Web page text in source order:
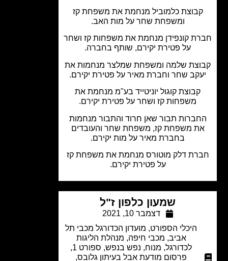
כלמוביל מנחמת את משפחת קז
ומשפחת שחר על מות האב.
קונפידן מנחמת את משפחות קז ושחר
על פטירת יקירם, שותף בחברה.
שלמה ומשפחת שמלצר מנחמות את
שחר וחברת מאיר על פטירת יקירם.
קבוצת קוגול יוניטייד בע"מ מנחמת את
משפחות קז ושחר על פטירת יקירם.
תבור שאן חרוד והתבור מנחמות
משפחת קז, משפחת שחר והעובדים
בחברת מאיר על מות יקירם.
דלק מוטורס מנחמת את משפחת קז
על פטירת יקירם.
שמעון כלפון ז"ל
דצמבר 10, 2021
היכלי הספורט,מועדון הכדורגל מכבי תל
מכבי חיפה,מנהלת הליגות
,מנוח,נפש בנפש,ספורט 1 ,
פרסום מודעת אבל בעיתון גלובס,